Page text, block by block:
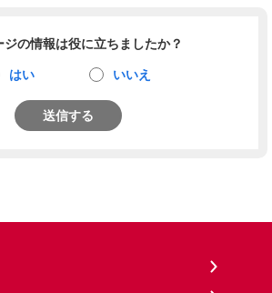
ジの情報は役に立ちましたか？
はい いいえ
送信する